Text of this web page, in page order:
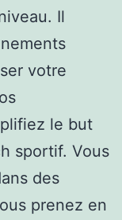
Il
votre
le but
sportif. Vous
des
prenez en